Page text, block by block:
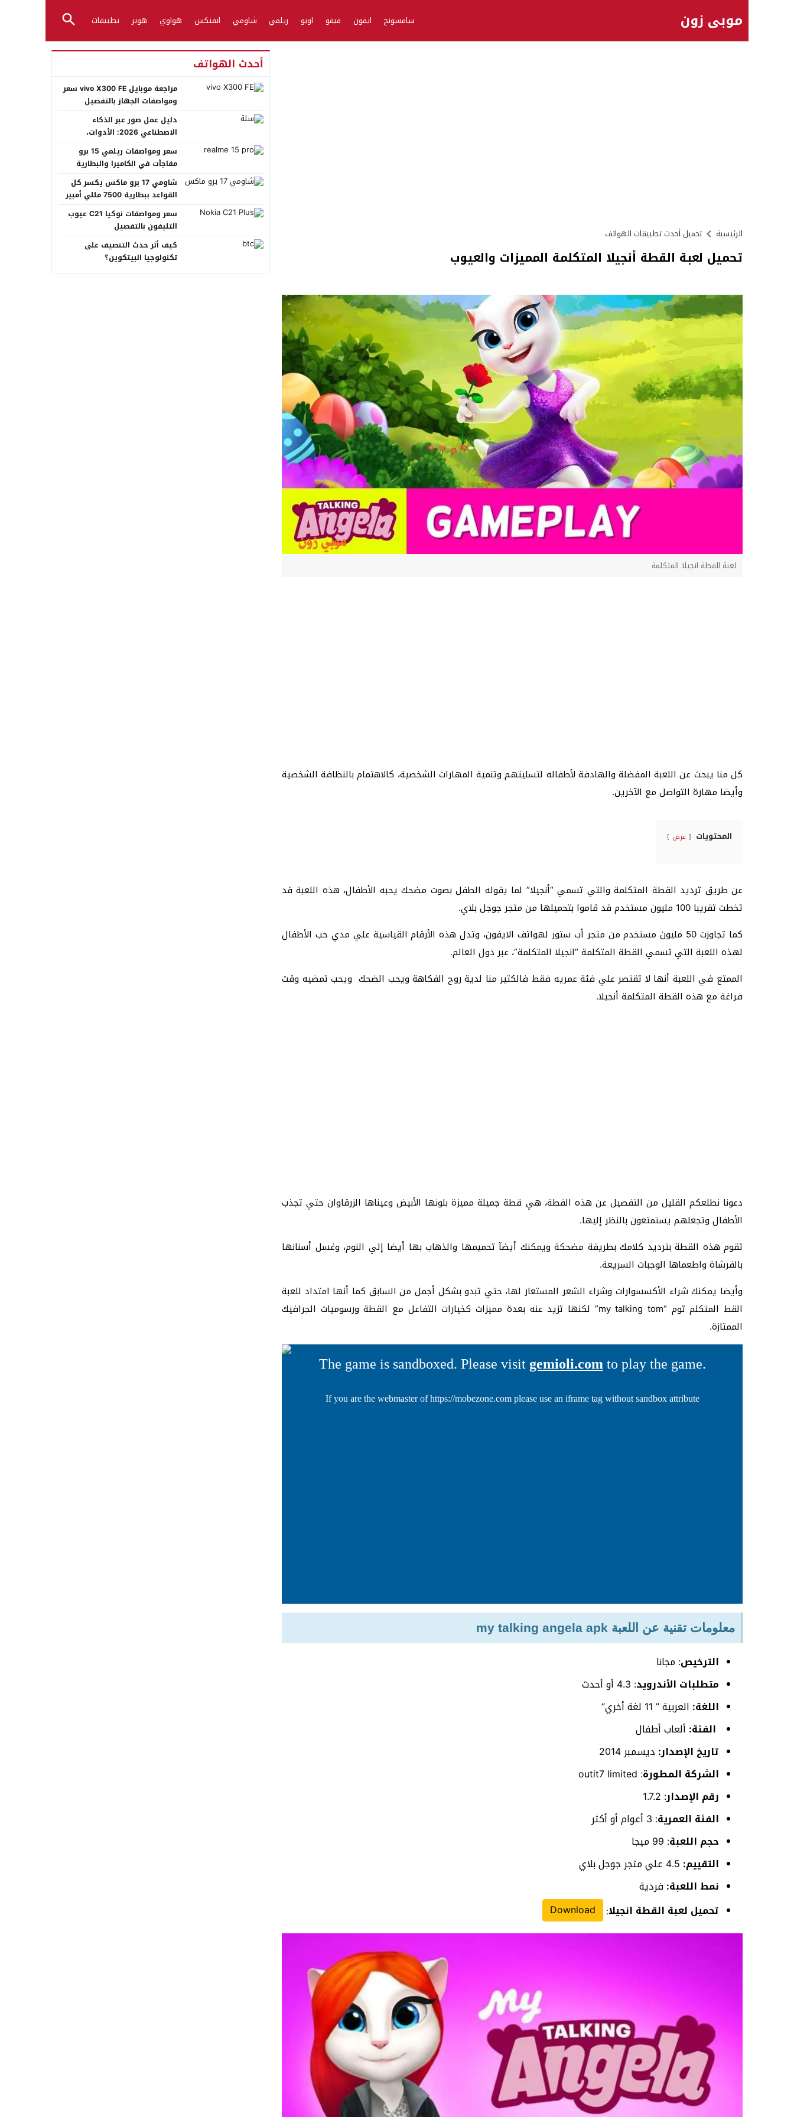
موبي زون سامسونج ايفون فيفو اوبو ريلمي شاومي انفنكس هواوي هونر تطبيقات
الرئيسية تحميل أحدث تطبيقات الهواتف
تحميل لعبة القطة أنجيلا المتكلمة المميزات والعيوب
لعبة القطة انجيلا المتكلمة
كل منا يبحث عن اللعبة المفضلة والهادفة لأطفاله لتسليتهم وتنمية المهارات الشخصية، كالاهتمام بالنظافة الشخصية
وأيضا مهارة التواصل مع الآخرين.
المحتويات عرض
عن طريق ترديد القطة المتكلمة والتي تسمي “أنجيلا” لما يقوله الطفل بصوت مضحك يحبه الأطفال، هذه اللعبة قد
تخطت تقريبا 100 مليون مستخدم قد قاموا بتحميلها من متجر جوجل بلاي.
كما تجاوزت 50 مليون مستخدم من متجر أب ستور لهواتف الايفون، وتدل هذه الأرقام القياسية علي مدي حب الأطفال
لهذه اللعبة التي تسمي القطة المتكلمة “انجيلا المتكلمة”، عبر دول العالم.
الممتع في اللعبة أنها لا تقتصر علي فئة عمريه فقط فالكثير منا لدية روح الفكاهة ويحب الضحك ويحب تمضيه وقت
فراغة مع هذه القطة المتكلمة أنجيلا.
دعونا نطلعكم القليل من التفصيل عن هذه القطة، هي قطة جميلة مميزة بلونها الأبيض وعيناها الزرقاوان حتي تجذب
الأطفال وتجعلهم يستمتعون بالنظر إليها.
تقوم هذه القطة بترديد كلامك بطريقة مضحكة ويمكنك أيضآ تحميمها والذهاب بها أيضا إلي النوم، وغسل أسنانها
بالفرشاة واطعماها الوجبات السريعة.
وأيضا يمكنك شراء الأكسسوارات وشراء الشعر المستعار لها، حتي تبدو بشكل أجمل من السابق كما أنها امتداد للعبة
القط المتكلم توم “my talking tom” لكنها تزيد عنه بعدة مميزات كخيارات التفاعل مع القطة ورسوميات الجرافيك
الممتازة.
معلومات تقنية عن اللعبة my talking angela apk
الترخيص: مجانا
متطلبات الأندرويد: 4.3 أو أحدث
اللغة: العربية ” 11 لغة أخري”
الفئة: ألعاب أطفال
تاريخ الإصدار: ديسمبر 2014
الشركة المطورة: outit7 limited
رقم الإصدار: 1.7.2
الفئة العمرية: 3 أعوام أو أكثر
حجم اللعبة: 99 ميجا
التقييم: 4.5 علي متجر جوجل بلاي
نمط اللعبة:فردية
تحميل لعبة القطة انجيلا:
Download
أحدث الهواتف
مراجعة موبايل vivo X300 FE سعر
ومواصفات الجهاز بالتفصيل
دليل عمل صور عبر الذكاء
الاصطناعي 2026: الأدوات،
سعر ومواصفات ريلمي 15 برو
مفاجآت في الكاميرا والبطارية
شاومي 17 برو ماكس يكسر كل
القواعد ببطارية 7500 مللي أمبير
سعر ومواصفات نوكيا C21 عيوب
التليفون بالتفصيل
كيف أثر حدث التنصيف على
تكنولوجيا البيتكوين؟